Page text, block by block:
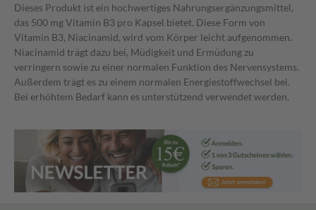
Dieses Produkt ist ein hochwertiges Nahrungsergänzungsmittel,
das 500 mg Vitamin B3 pro Kapsel bietet. Diese Form von
Vitamin B3, Niacinamid, wird vom Körper leicht aufgenommen.
Niacinamid trägt dazu bei, Müdigkeit und Ermüdung zu
verringern sowie zu einer normalen Funktion des Nervensystems.
Außerdem trägt es zu einem normalen Energiestoffwechsel bei.
Bei erhöhtem Bedarf kann es unterstützend verwendet werden.